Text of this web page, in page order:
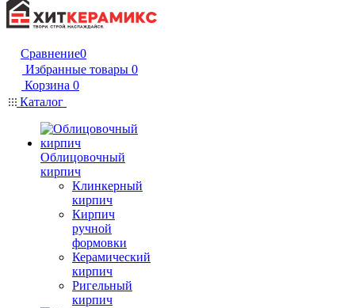
Сравнение0
Избранные товары 0
Корзина 0
Каталог
Облицовочный
кирпич
Клинкерный
кирпич
Кирпич
ручной
формовки
Керамический
кирпич
Ригельный
кирпич